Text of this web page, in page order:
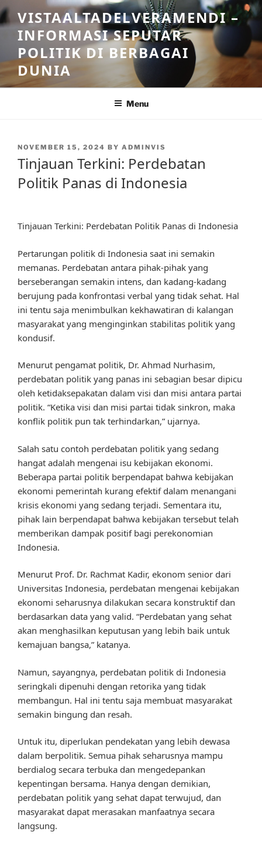
Skip
to
content
VISTAALTADELVERAMENDI –
INFORMASI SEPUTAR
POLITIK DI BERBAGAI
DUNIA
Menu
POSTED
ON
NOVEMBER 15, 2024 BY ADMINVIS
Tinjauan Terkini: Perdebatan
Politik Panas di Indonesia
Tinjauan Terkini: Perdebatan Politik Panas di Indonesia
Pertarungan politik di Indonesia saat ini semakin
memanas. Perdebatan antara pihak-pihak yang
berseberangan semakin intens, dan kadang-kadang
berujung pada konfrontasi verbal yang tidak sehat. Hal
ini tentu saja menimbulkan kekhawatiran di kalangan
masyarakat yang menginginkan stabilitas politik yang
kondusif.
Menurut pengamat politik, Dr. Ahmad Nurhasim,
perdebatan politik yang panas ini sebagian besar dipicu
oleh ketidaksepakatan dalam visi dan misi antara partai
politik. “Ketika visi dan misi partai tidak sinkron, maka
konflik politik pun tak terhindarkan,” ujarnya.
Salah satu contoh perdebatan politik yang sedang
hangat adalah mengenai isu kebijakan ekonomi.
Beberapa partai politik berpendapat bahwa kebijakan
ekonomi pemerintah kurang efektif dalam menangani
krisis ekonomi yang sedang terjadi. Sementara itu,
pihak lain berpendapat bahwa kebijakan tersebut telah
memberikan dampak positif bagi perekonomian
Indonesia.
Menurut Prof. Dr. Rachmat Kadir, ekonom senior dari
Universitas Indonesia, perdebatan mengenai kebijakan
ekonomi seharusnya dilakukan secara konstruktif dan
berdasarkan data yang valid. “Perdebatan yang sehat
akan menghasilkan keputusan yang lebih baik untuk
kemajuan bangsa,” katanya.
Namun, sayangnya, perdebatan politik di Indonesia
seringkali dipenuhi dengan retorika yang tidak
membangun. Hal ini tentu saja membuat masyarakat
semakin bingung dan resah.
Untuk itu, diperlukan pendekatan yang lebih dewasa
dalam berpolitik. Semua pihak seharusnya mampu
berdialog secara terbuka dan mengedepankan
kepentingan bersama. Hanya dengan demikian,
perdebatan politik yang sehat dapat terwujud, dan
masyarakat dapat merasakan manfaatnya secara
langsung.